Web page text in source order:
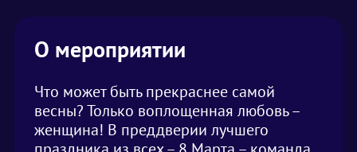
О мероприятии
Что может быть прекраснее самой
весны? Только воплощенная любовь –
женщина! В преддверии лучшего